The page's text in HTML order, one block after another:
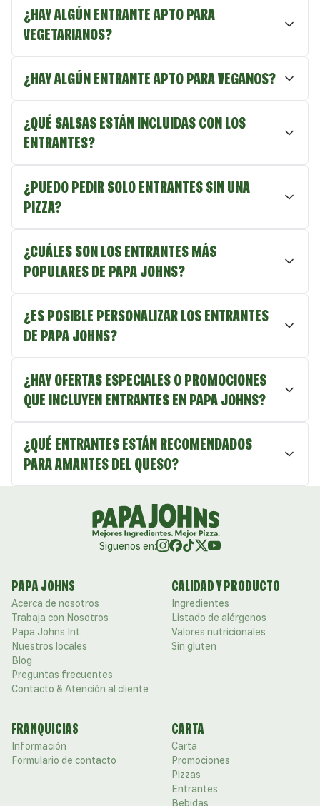
¿HAY ALGÚN ENTRANTE APTO PARA
VEGETARIANOS?
¿HAY ALGÚN ENTRANTE APTO PARA VEGANOS?
¿QUÉ SALSAS ESTÁN INCLUIDAS CON LOS
ENTRANTES?
¿PUEDO PEDIR SOLO ENTRANTES SIN UNA
PIZZA?
¿CUÁLES SON LOS ENTRANTES MÁS
POPULARES DE PAPA JOHNS?
¿ES POSIBLE PERSONALIZAR LOS ENTRANTES
DE PAPA JOHNS?
¿HAY OFERTAS ESPECIALES O PROMOCIONES
QUE INCLUYEN ENTRANTES EN PAPA JOHNS?
¿QUÉ ENTRANTES ESTÁN RECOMENDADOS
PARA AMANTES DEL QUESO?
Siguenos en:
PAPA JOHNS
Acerca de nosotros
Trabaja con Nosotros
Papa Johns Int.
Nuestros locales
Blog
Preguntas frecuentes
Contacto & Atención al cliente
CALIDAD Y PRODUCTO
Ingredientes
Listado de alérgenos
Valores nutricionales
Sin gluten
FRANQUICIAS
Información
Formulario de contacto
CARTA
Carta
Promociones
Pizzas
Entrantes
Bebidas